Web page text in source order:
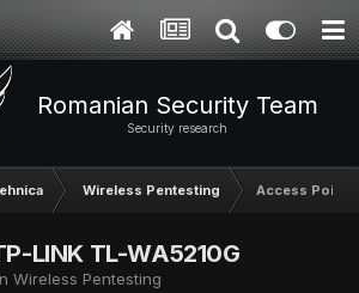
Romanian Security Team
Security research
Wireless Pentesting Access Point
LINK TL-WA5210G
Wireless Pentesting